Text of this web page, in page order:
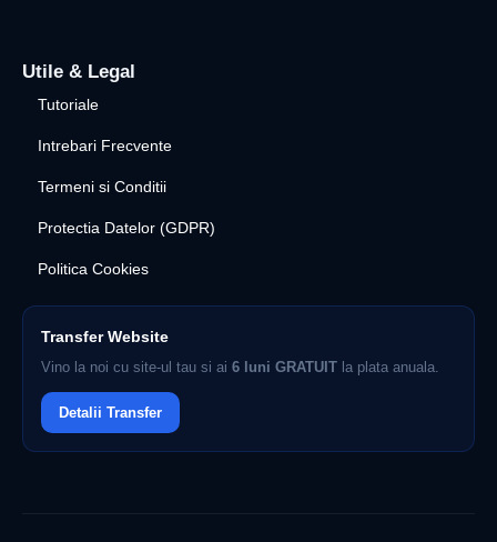
Utile & Legal
Tutoriale
Intrebari Frecvente
Termeni si Conditii
Protectia Datelor (GDPR)
Politica Cookies
Transfer Website
Vino la noi cu site-ul tau si ai 6 luni GRATUIT la plata anuala.
Detalii Transfer